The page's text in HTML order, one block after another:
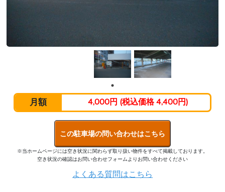
月額 4,000円 (税込価格 4,400円)
この駐車場の問い合わせはこちら
※当ホームページには空き状況に関わらず取り扱い物件をすべて掲載しております。
空き状況の確認はお問い合わせフォームよりお問い合わせください
よくある質問はこちら